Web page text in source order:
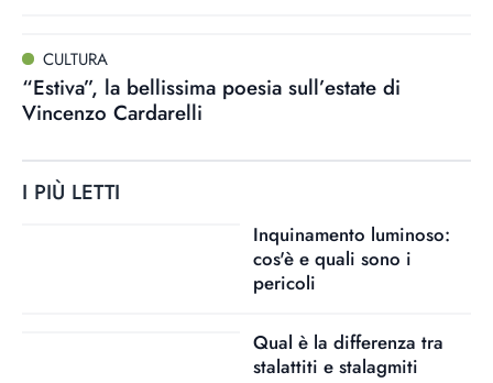
CULTURA
“Estiva”, la bellissima poesia sull’estate di
Vincenzo Cardarelli
I PIÙ LETTI
Inquinamento luminoso:
cos'è e quali sono i
pericoli
Qual è la differenza tra
stalattiti e stalagmiti